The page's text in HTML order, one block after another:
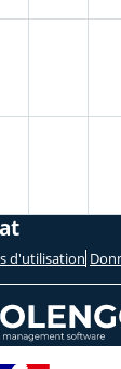
d'utilisation